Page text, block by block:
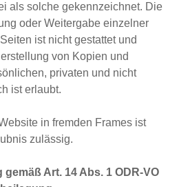
als solche gekennzeichnet. Die
oder Weitergabe einzelner
ist nicht gestattet und
von Kopien und
privaten und nicht
ist erlaubt.
in fremden Frames ist
zulässig.
Art. 14 Abs. 1 ODR-VO